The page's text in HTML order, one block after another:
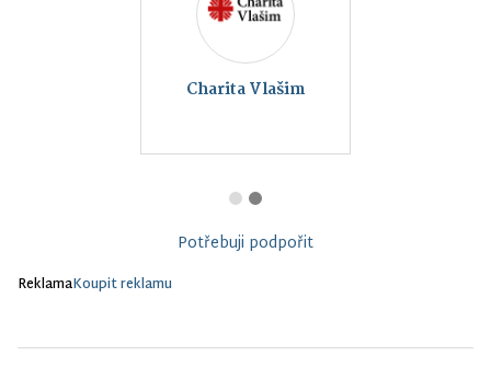
Charita Vlašim
Potřebuji podpořit
ReklamaKoupit reklamu